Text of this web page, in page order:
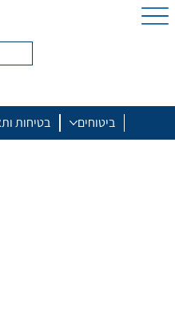
ביטוחים בטיחות